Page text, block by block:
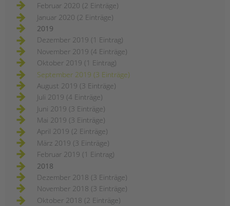
Februar 2020 (2 Einträge)
Januar 2020 (2 Einträge)
2019
Dezember 2019 (1 Eintrag)
November 2019 (4 Einträge)
Oktober 2019 (1 Eintrag)
September 2019 (3 Einträge)
August 2019 (3 Einträge)
Juli 2019 (4 Einträge)
Juni 2019 (3 Einträge)
Mai 2019 (3 Einträge)
April 2019 (2 Einträge)
März 2019 (3 Einträge)
Februar 2019 (1 Eintrag)
2018
Dezember 2018 (3 Einträge)
November 2018 (3 Einträge)
Oktober 2018 (2 Einträge)